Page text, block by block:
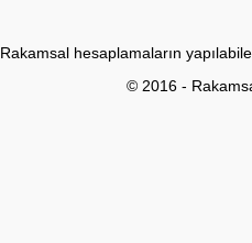
Rakamsal hesaplamaların
© 2016 -